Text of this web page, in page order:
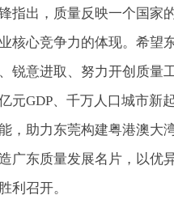
出，质量反映一个国家
核心竞争力的体现。希望
锐意进取、努力开创质量
元GDP、千万人口城市新
，助力东莞构建粤港澳大
广东质量发展名片，以优
利召开。